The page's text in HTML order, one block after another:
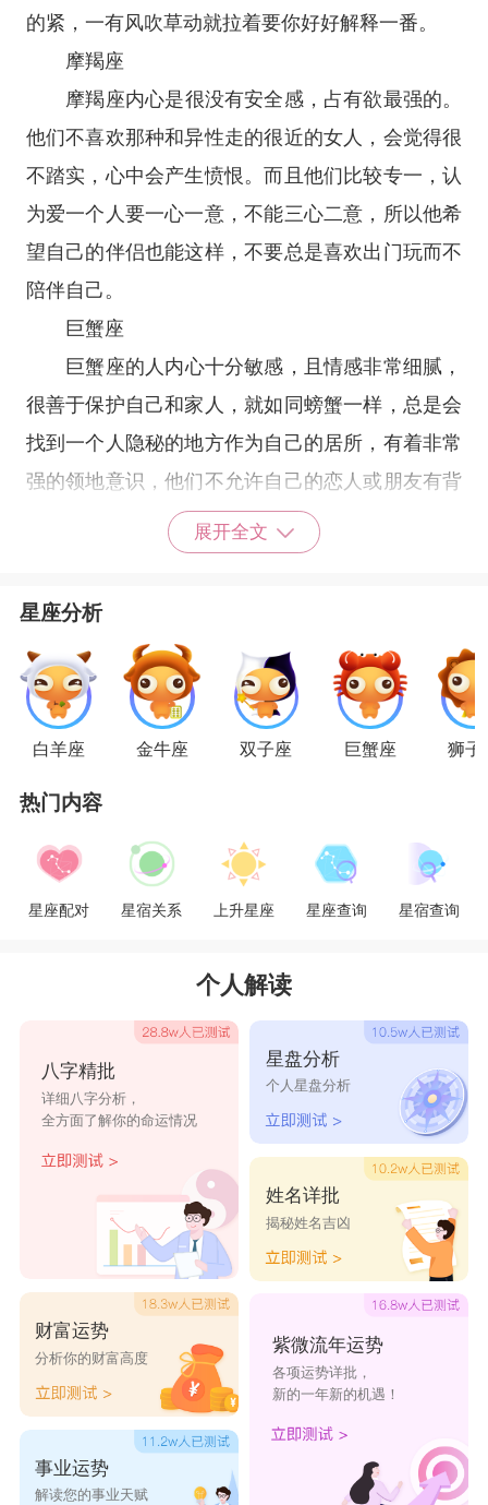
的紧，一有风吹草动就拉着要你好好解释一番。
摩羯座
摩羯座内心是很没有安全感，占有欲最强的。
他们不喜欢那种和异性走的很近的女人，会觉得很
不踏实，心中会产生愤恨。而且他们比较专一，认
为爱一个人要一心一意，不能三心二意，所以他希
望自己的伴侣也能这样，不要总是喜欢出门玩而不
陪伴自己。
巨蟹座
巨蟹座的人内心十分敏感，且情感非常细腻，
很善于保护自己和家人，就如同螃蟹一样，总是会
找到一个人隐秘的地方作为自己的居所，有着非常
强的领地意识，他们不允许自己的恋人或朋友有背
叛自己的行为，天性多疑的巨蟹，因此对于任何自
己的东西都有着特别强烈的占有欲，不喜欢别人碰
触。
金牛座虽然性格踏实、温和，但是在占有欲方
面也是很强的，只是他们不会表现的那么直接，如
果让金牛觉得是自己的，那就必须完全属于自己，
谁都别想惦记，因此金牛们会经常粘着自己喜欢的
切。
星座乐原创文章，转载需注明出处
展开全文
星座分析
白羊座 金牛座 双子座 巨蟹座 狮子
热门内容
星座配对 星宿关系 上升星座 星座查询 星宿查询
个人解读
八字精批
详细八字分析，
全方面了解你的命运情况
财富运势
分析你的财富高度
事业运势
解读您的事业天赋
星盘分析
个人星盘分析
姓名详批
揭秘姓名吉凶
紫微流年运势
各项运势详批，
新的一年新的机遇！